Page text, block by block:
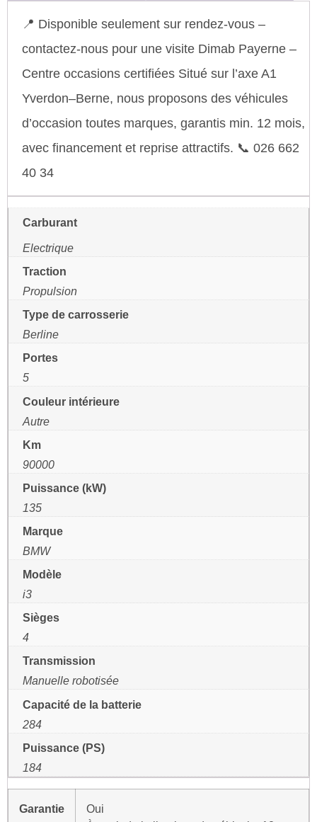
📍 Disponible seulement sur rendez-vous –
contactez-nous pour une visite Dimab Payerne –
Centre occasions certifiées Situé sur l’axe A1
Yverdon–Berne, nous proposons des véhicules
d’occasion toutes marques, garantis min. 12 mois,
avec financement et reprise attractifs. 📞 026 662
40 34
Carburant
Electrique
Traction
Propulsion
Type de carrosserie
Berline
Portes
5
Couleur intérieure
Autre
Km
90000
Puissance (kW)
135
Marque
BMW
Modèle
i3
Sièges
4
Transmission
Manuelle robotisée
Capacité de la batterie
284
Puissance (PS)
184
Garantie
Oui